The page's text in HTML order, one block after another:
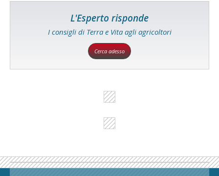
L'Esperto risponde
I consigli di Terra e Vita agli agricoltori
Cerca adesso